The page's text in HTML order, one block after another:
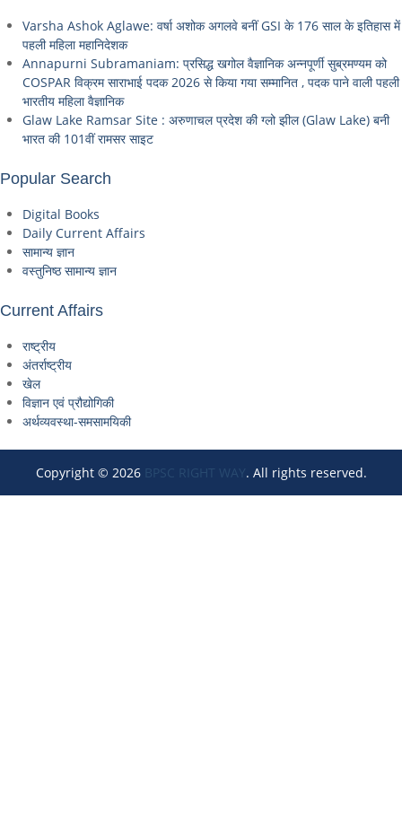
Varsha Ashok Aglawe: वर्षा अशोक अगलवे बनीं GSI के 176 साल के इतिहास में
पहली महिला महानिदेशक
Annapurni Subramaniam: प्रसिद्ध खगोल वैज्ञानिक अन्नपूर्णी सुब्रमण्यम को
COSPAR विक्रम साराभाई पदक 2026 से किया गया सम्मानित , पदक पाने वाली पहली
भारतीय महिला वैज्ञानिक
Glaw Lake Ramsar Site : अरुणाचल प्रदेश की ग्लो झील (Glaw Lake) बनी
भारत की 101वीं रामसर साइट
Popular Search
Digital Books
Daily Current Affairs
सामान्य ज्ञान
वस्तुनिष्ठ सामान्य ज्ञान
Current Affairs
राष्ट्रीय
अंतर्राष्ट्रीय
खेल
विज्ञान एवं प्रौद्योगिकी
अर्थव्यवस्था-समसामयिकी
Copyright © 2026 BPSC RIGHT WAY . All rights reserved.